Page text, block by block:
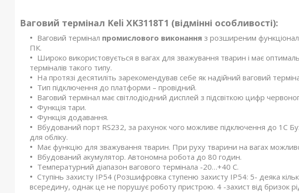
Ваговий термінал Keli XK3118T1 (відмінні особливості):
Ваговий термінал промислового виконання з розширеним
ПК.
Широко використовується в вагах для зважування тварин і має
терміналів такого типу.
На протязі десятиліть зарекомендував себе як надійний ваговий
Тип підключення до платформи – провідний.
Ваговий термінал має світлодіодний дисплей з підсвіткою цифр
Функція тари.
Функція додавання.
Вбудований порт RS232, за рахунок чого можливе підключення до 1С
для обліку.
Має функцію для зважування тварин. При руху тварини на вагах можливо
Вбудований акумулятор. Автономна робота до 80 годин.
Температурний діапазон вагового термінала -20…+40 С.
Ступінь захисту IP54 (Розшифровка ступеню захисту IP54: 5- деяка
всередину, однак це не порушує роботу пристрою. 4 -захист від бризок